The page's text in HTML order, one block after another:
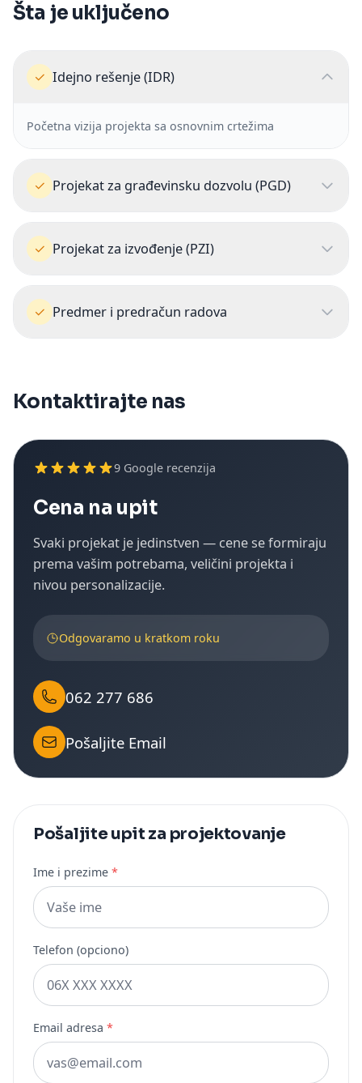
Šta je uključeno
✓ Idejno rešenje (IDR)
Početna vizija projekta sa osnovnim crtežima
✓ Projekat za građevinsku dozvolu (PGD)
✓ Projekat za izvođenje (PZI)
✓ Predmer i predračun radova
Kontaktirajte nas
9 Google recenzija
Cena na upit
Svaki projekat je jedinstven — cene se formiraju
prema vašim potrebama, veličini projekta i
nivou personalizacije.
Odgovaramo u kratkom roku
062 277 686
Pošaljite Email
Pošaljite upit za projektovanje
Ime i prezime *
Telefon (opciono)
Email adresa *